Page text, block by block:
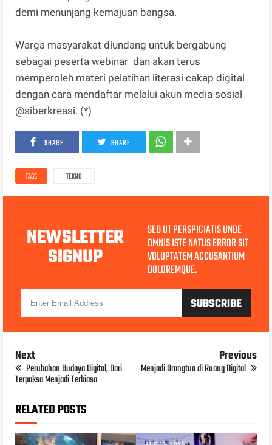
demi menunjang kemajuan bangsa.
Warga masyarakat diundang untuk bergabung
sebagai peserta webinar dan akan terus
memperoleh materi pelatihan literasi cakap digital
dengan cara mendaftar melalui akun media sosial
@siberkreasi. (*)
SHARE SHARE
TAGS TEKNO
NEWSLETTER
SIGNUP
SED UT PERSPICIATIS UNDE
OMNIS ISTE NATUS ERROR SIT
VOLUPTATEM ACCUSANTIUM
DOLOREMQUE.
Next
Perubahan Budaya Digital, Dari
Terpaksa Menjadi Terbiasa
Previous
Menjadi Orangtua di Ruang Digital
RELATED POSTS